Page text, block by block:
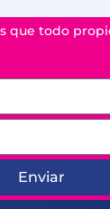
que todo
Enviar